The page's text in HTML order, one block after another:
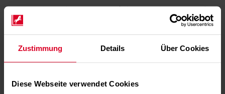
Zustimmung Details Über Cookies
Diese Webseite verwendet Cookies
„Wir sind weiterhin vom Potenzial überzeugt, das Wasserstoff
für die Energiewende mitbringt und sehen auch zukünftig
gemeinsam mit Partnern verlässlichere Rahmenbedingungen
ergeben, können dann schon heute Leuchtturmprojekte
entwickelt werden“, stellt der Westfalen-Vorstandsvorsitzende